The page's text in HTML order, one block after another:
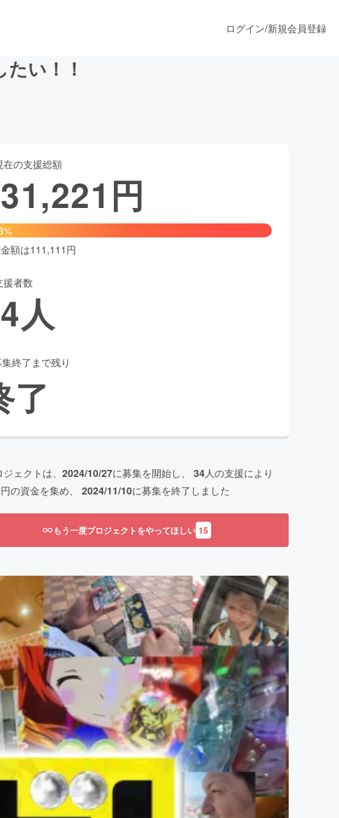
ス
ファッション
スケア
ログイン/新規会員登録
い！！
在の支援総額
円
額は111,111円
援者数
人
終了まで残り
了
ェクトは、 2024/10/27に募集を開始し、 34人の支援により
円の資金を集め、 2024/11/10に募集を終了しました
もう一度プロジェクトをやってほしい 15